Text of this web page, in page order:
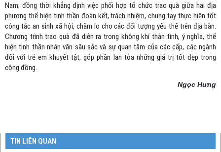
Nam; đồng thời khẳng định việc phối hợp tổ chức trao quà giữa hai địa
phương thể hiện tinh thần đoàn kết, trách nhiệm, chung tay thực hiện tốt
công tác an sinh xã hội, chăm lo cho các đối tượng yếu thế trên địa bàn.
Chương trình trao quà đã diễn ra trong không khí thân tình, ý nghĩa, thể
hiện tinh thần nhân văn sâu sắc và sự quan tâm của các cấp, các ngành
đối với trẻ em khuyết tật, góp phần lan tỏa những giá trị tốt đẹp trong
cộng đồng.
Ngọc Hưng
TIN LIÊN QUAN